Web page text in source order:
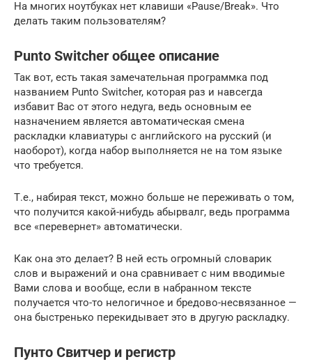
На многих ноутбуках нет клавиши «Pause/Break». Что
делать таким пользователям?
Punto Switcher общее описание
Так вот, есть такая замечательная программка под
названием Punto Switcher, которая раз и навсегда
избавит Вас от этого недуга, ведь основным ее
назначением является автоматическая смена
раскладки клавиатуры с английского на русский (и
наоборот), когда набор выполняется не на том языке
что требуется.
Т.е., набирая текст, можно больше не переживать о том,
что получится какой-нибудь абырвалг, ведь программа
все «перевернет» автоматически.
Как она это делает? В ней есть огромный словарик
слов и выражений и она сравнивает с ним вводимые
Вами слова и вообще, если в набранном тексте
получается что-то нелогичное и бредово-несвязанное —
она быстренько перекидывает это в другую раскладку.
Пунто Свитчер и регистр